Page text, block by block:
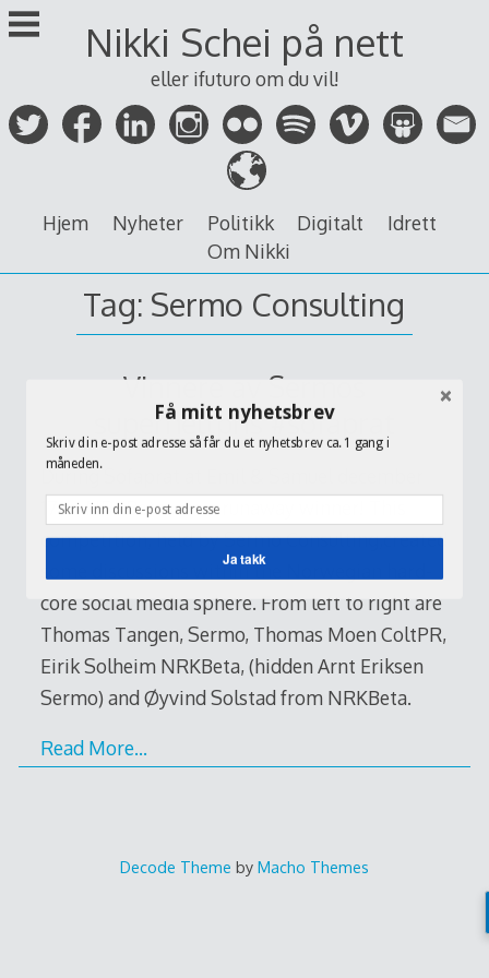
Skip
to
Nikki Schei på nett
eller ifuturo om du vil!
Hjem Nyheter Politikk Digitalt
Idrett
Om Nikki
Tag: Sermo Consulting
Vinnere av Sermos
superheltpris #sofaprat
During Sofaprat at Emil & Samuel december
17th, NRKBeta was a runaway winner! This
competition, held by Sermo Consulting,created
some discussions within the Norwegian hard-
core social media sphere. From left to right are
Thomas Tangen, Sermo, Thomas Moen ColtPR,
Eirik Solheim NRKBeta, (hidden Arnt Eriksen
Sermo) and Øyvind Solstad from NRKBeta.
Read More…
Decode Theme by Macho Themes
Få mitt nyhetsbrev
Skriv din e-post adresse så får du et nyhetsbrev ca. 1 gang i
måneden.
Ja takk